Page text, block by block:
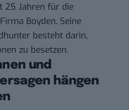
25 Jahren für die
Boyden. Seine
besteht darin,
zu besetzen.
und
hängen